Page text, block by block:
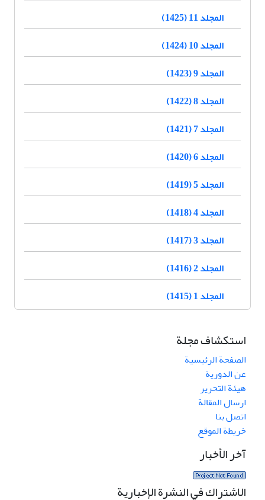
المجلد 11 (1425)
المجلد 10 (1424)
المجلد 9 (1423)
المجلد 8 (1422)
المجلد 7 (1421)
المجلد 6 (1420)
المجلد 5 (1419)
المجلد 4 (1418)
المجلد 3 (1417)
المجلد 2 (1416)
المجلد 1 (1415)
استكشاف مجلة
الصفحة الرئيسية
عن الدورية
هيئة التحرير
ارسال المقالة
اتصل بنا
خريطة الموقع
آخر الأخبار
الاشتراك في النشرة الإخبارية